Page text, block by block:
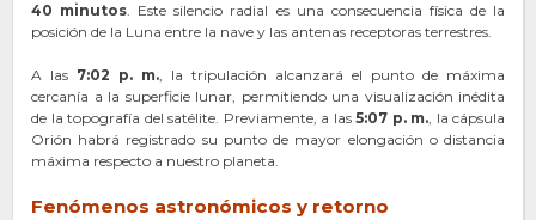
40 minutos. Este silencio radial es una consecuencia física de la
posición de la Luna entre la nave y las antenas receptoras terrestres.
A las 7:02 p. m., la tripulación alcanzará el punto de máxima
cercanía a la superficie lunar, permitiendo una visualización inédita
de la topografía del satélite. Previamente, a las 5:07 p. m., la cápsula
Orión habrá registrado su punto de mayor elongación o distancia
máxima respecto a nuestro planeta.
Fenómenos astronómicos y retorno